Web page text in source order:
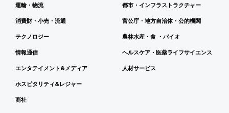
運輸・物流
消費財・小売・流通
テクノロジー
情報通信
エンタテイメント&メディア
ホスピタリティ&レジャー
商社
都市・インフラストラクチャー
官公庁・地方自治体・公的機関
農林水産・食 ・バイオ
ヘルスケア・医薬ライフサイエンス
人材サービス